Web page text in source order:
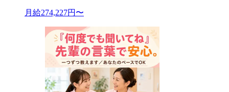
月給274,227円〜